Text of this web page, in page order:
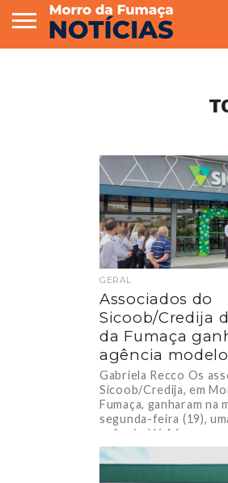
GERAL
Associados do
Sicoob/Credija
da Fumaça
agência modelo
Gabriela Recco Os
Sicoob/Credija, em
Fumaça, ganharam na
segunda-feira (19),
agência. Há 16 anos...